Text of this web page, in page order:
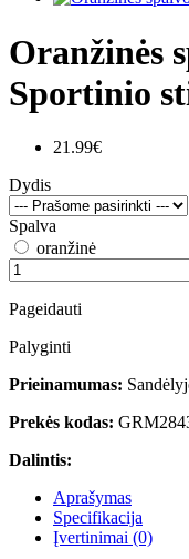
Oranžinės
Sportinio
21.99€
Dydis
Spalva
oranžinė
Pageidauti
Palyginti
Prieinamumas:
Prekės kodas:
Dalintis:
Aprašymas
Specifikacija
Įvertinimai (0)